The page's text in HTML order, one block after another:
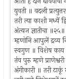
युवती ॥ वदली
तरी त्या काशी मध्यें
अंत्यज ज्ञातीचा ॥२५॥
म्हणोनि आपुलें द्रव्य
स्वगुण ॥ विशेष
तंव पुरु म्हणे
अंगीकारी ॥ तरी